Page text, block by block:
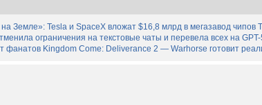
Земле»: Tesla и SpaceX вложат $16,8 млрд в мегазавод чипов
ограничения на текстовые чаты и перевела всех на GPT-
фанатов Kingdom Come: Deliverance 2 — Warhorse готовит